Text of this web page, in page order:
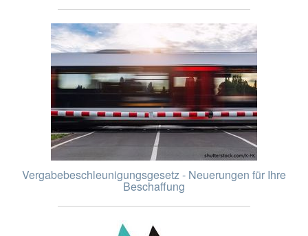
Vergabebeschleunigungsgesetz - Neuerungen für Ihre
Beschaffung